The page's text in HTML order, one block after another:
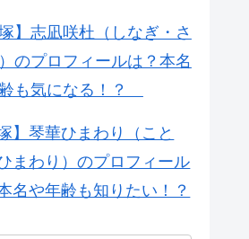
塚】志凪咲杜（しなぎ・さ
のプロフィールは？本名
も気になる！？
塚】琴華ひまわり（こと
まわり）のプロフィール
名や年齢も知りたい！？